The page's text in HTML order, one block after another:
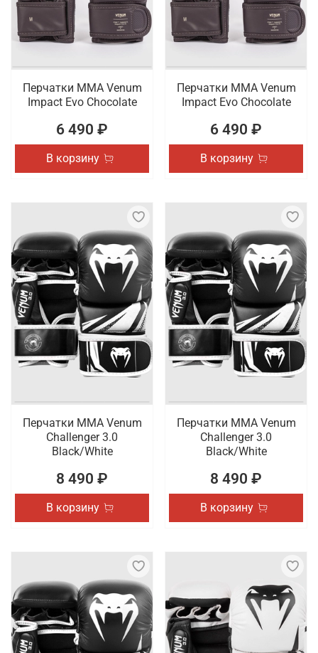
Перчатки ММА Venum
Impact Evo Chocolate
6 490 ₽
В корзину
Перчатки ММА Venum
Impact Evo Chocolate
6 490 ₽
В корзину
Перчатки ММА Venum
Challenger 3.0
Black/White
8 490 ₽
В корзину
Перчатки ММА Venum
Challenger 3.0
Black/White
8 490 ₽
В корзину